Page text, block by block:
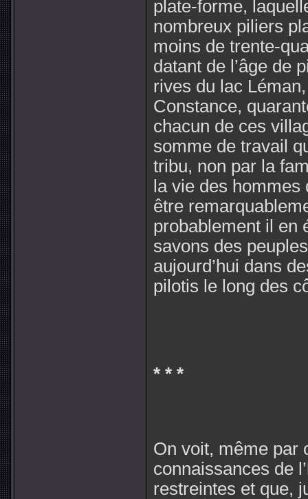
plate-forme,
nombreux piliers
moins de trente-
datant de l’âge de
rives du lac
Constance,
chacun de ces
somme de travail
tribu, non par la
la vie des
être
probablement il en
savons des
aujourd’hui dans
pilotis le long des
* * *
On voit, même par
connaissances de
restreintes et que,